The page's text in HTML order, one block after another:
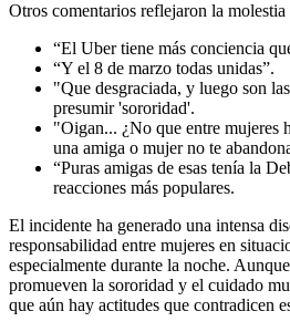
Otros comentarios reflejaron la molestia
“El Uber tiene más conciencia
“Y el 8 de marzo todas unidas”.
"Que desgraciada, y luego son
presumir 'sororidad'.
"Oigan... ¿No que entre mujeres
una amiga o mujer no te
“Puras amigas de esas tenía la
reacciones más populares.
El incidente ha generado una intensa
responsabilidad entre mujeres en
especialmente durante la noche.
promueven la sororidad y el cuidado
que aún hay actitudes que contradicen